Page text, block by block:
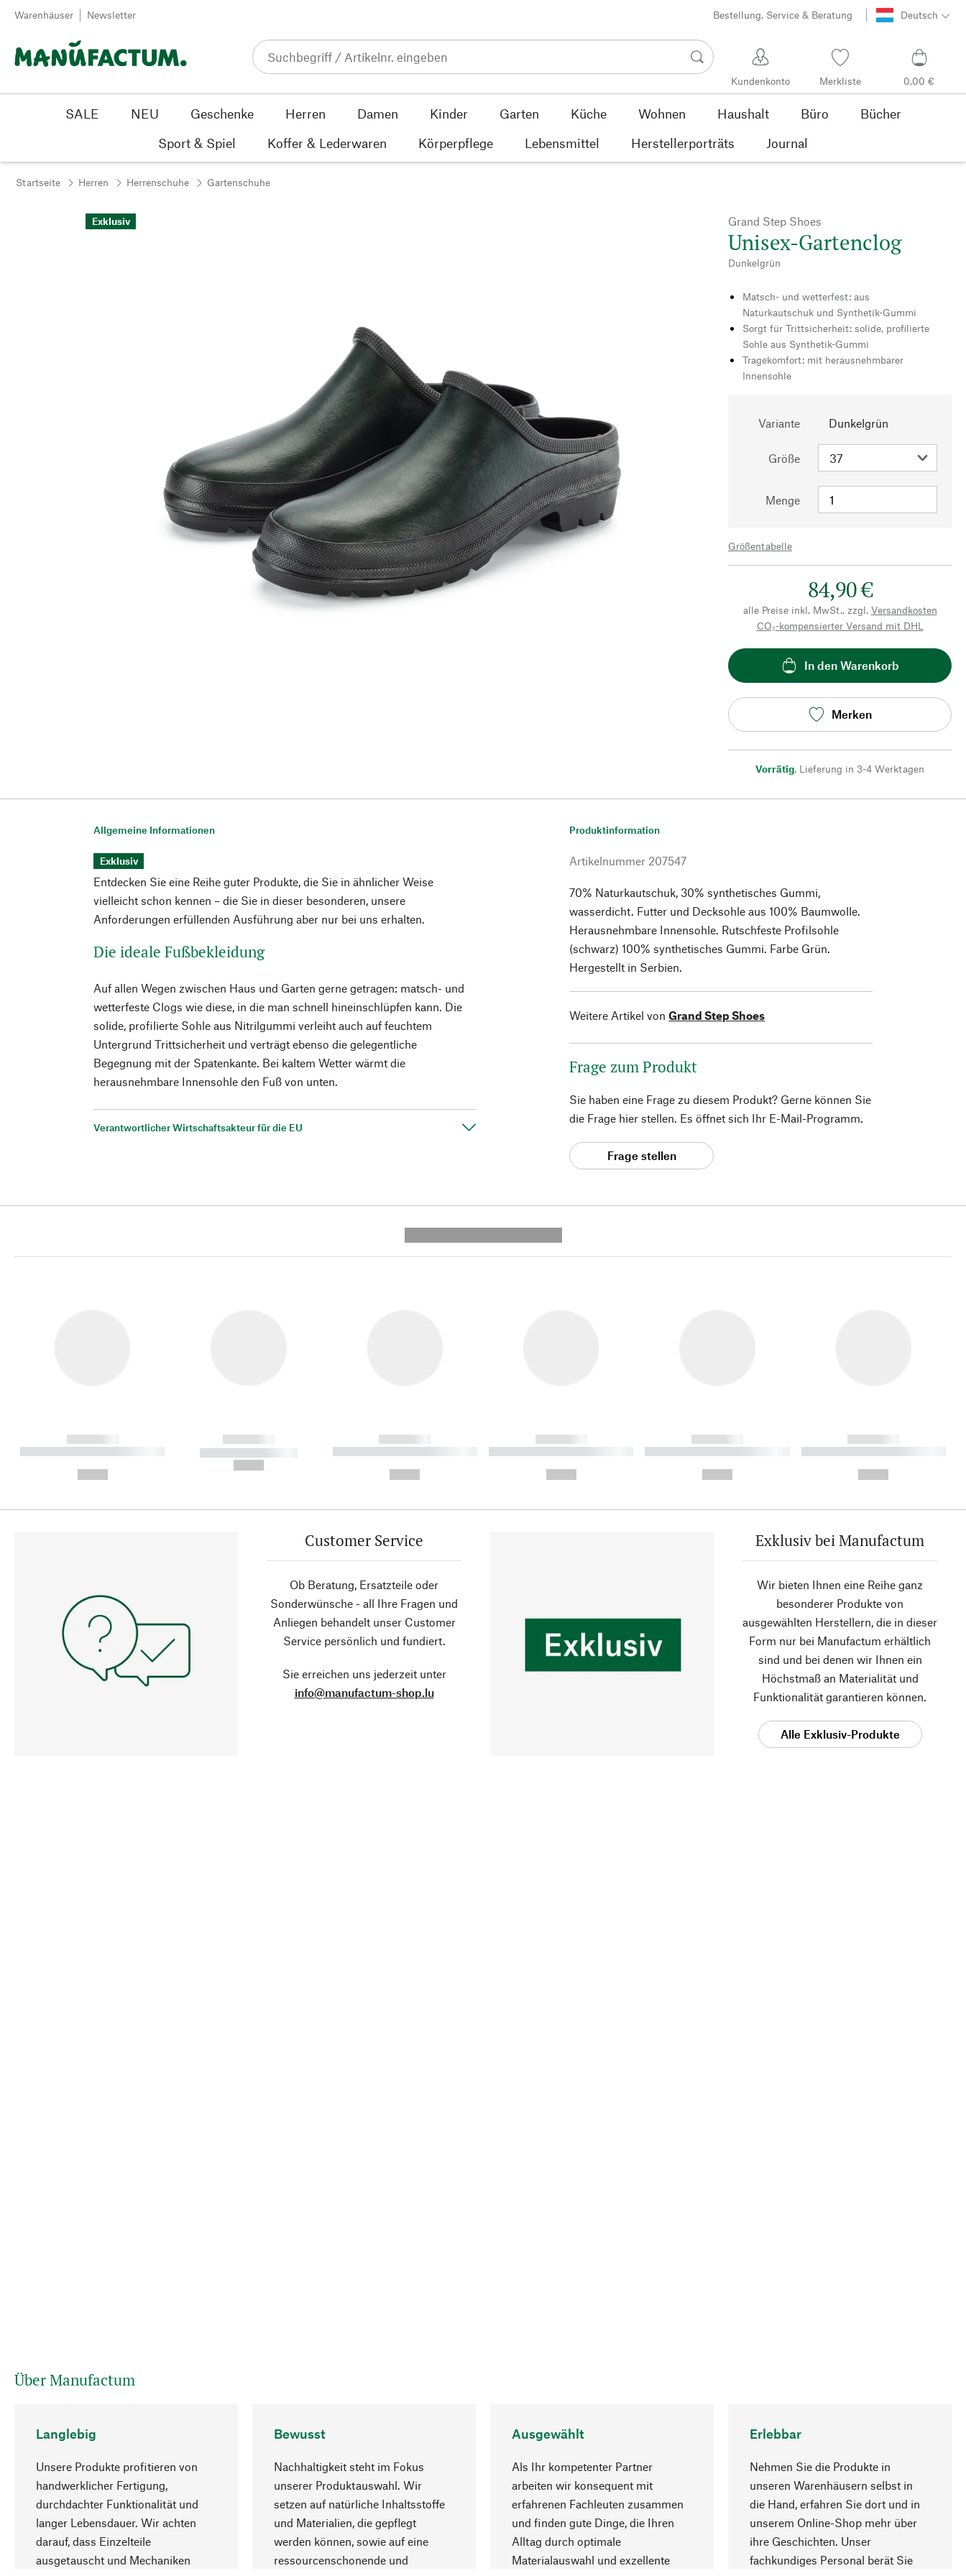
Zum Inhalt springen
Warenhäuser Newsletter Bestellung, Service & Beratung Deutsch
Kundenkonto Merkliste 0,00 €
SALE NEU Geschenke Herren Damen Kinder Garten Küche Wohnen Haushalt Büro
Bücher
Sport & Spiel
Koffer & Lederwaren Körperpflege Lebensmittel Herstellerporträts Journal
Startseite Herren Herrenschuhe Gartenschuhe
Exklusiv Grand Step Shoes
Unisex-Gartenclog
Dunkelgrün
Matsch- und wetterfest: aus
Naturkautschuk und Synthetik-Gummi
Sorgt für Trittsicherheit: solide, profilierte
Sohle aus Synthetik-Gummi
Tragekomfort: mit herausnehmbarer
Innensohle
Variante Dunkelgrün
Größe
Menge
Größentabelle
84,90 €
alle Preise inkl. MwSt., zzgl. Versandkosten
CO₂-kompensierter Versand mit DHL
In den Warenkorb
Merken
Vorrätig, Lieferung in 3-4 Werktagen
Allgemeine Informationen
Exklusiv
Entdecken Sie eine Reihe guter Produkte, die Sie in ähnlicher Weise
vielleicht schon kennen – die Sie in dieser besonderen, unsere
Anforderungen erfüllenden Ausführung aber nur bei uns erhalten.
Die ideale Fußbekleidung
Auf allen Wegen zwischen Haus und Garten gerne getragen: matsch- und
wetterfeste Clogs wie diese, in die man schnell hineinschlüpfen kann. Die
solide, profilierte Sohle aus Nitrilgummi verleiht auch auf feuchtem
Untergrund Trittsicherheit und verträgt ebenso die gelegentliche
Begegnung mit der Spatenkante. Bei kaltem Wetter wärmt die
herausnehmbare Innensohle den Fuß von unten.
Verantwortlicher Wirtschaftsakteur für die EU
Produktinformation
Artikelnummer 207547
70% Naturkautschuk, 30% synthetisches Gummi,
wasserdicht. Futter und Decksohle aus 100% Baumwolle.
Herausnehmbare Innensohle. Rutschfeste Profilsohle
(schwarz) 100% synthetisches Gummi. Farbe Grün.
Hergestellt in Serbien.
Weitere Artikel von Grand Step Shoes
Frage zum Produkt
Sie haben eine Frage zu diesem Produkt? Gerne können Sie
die Frage hier stellen. Es öffnet sich Ihr E-Mail-Programm.
Frage stellen
------------
----------- ----------- ----------
------------
----------- -----------
------------
----------- ----------- ----------
------------
----------- ----------- ----------
------------
----------- ----------- ----------
------------
----------- ----------- ----------
Customer Service
Ob Beratung, Ersatzteile oder
Sonderwünsche - all Ihre Fragen und
Anliegen behandelt unser Customer
Service persönlich und fundiert.
Sie erreichen uns jederzeit unter
info@manufactum-shop.lu
Exklusiv bei Manufactum
Wir bieten Ihnen eine Reihe ganz
besonderer Produkte von
ausgewählten Herstellern, die in dieser
Form nur bei Manufactum erhältlich
sind und bei denen wir Ihnen ein
Höchstmaß an Materialität und
Funktionalität garantieren können.
Alle Exklusiv-Produkte
Über Manufactum
Langlebig
Unsere Produkte profitieren von
handwerklicher Fertigung,
durchdachter Funktionalität und
langer Lebensdauer. Wir achten
darauf, dass Einzelteile
ausgetauscht und Mechaniken
Bewusst
Nachhaltigkeit steht im Fokus
unserer Produktauswahl. Wir
setzen auf natürliche Inhaltsstoffe
und Materialien, die gepflegt
werden können, sowie auf eine
ressourcenschonende und
Ausgewählt
Als Ihr kompetenter Partner
arbeiten wir konsequent mit
erfahrenen Fachleuten zusammen
und finden gute Dinge, die Ihren
Alltag durch optimale
Materialauswahl und exzellente
Erlebbar
Nehmen Sie die Produkte in
unseren Warenhäusern selbst in
die Hand, erfahren Sie dort und in
unserem Online-Shop mehr über
ihre Geschichten. Unser
fachkundiges Personal berät Sie